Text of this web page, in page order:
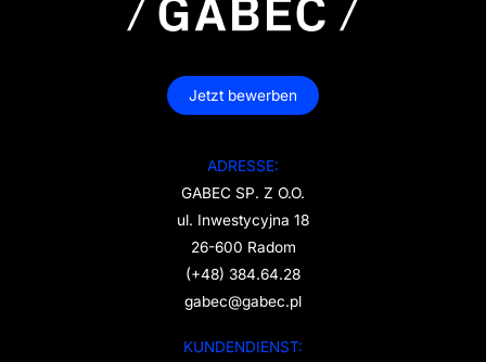
Jetzt bewerben
ADRESSE:
GABEC SP. Z O.O.
ul. Inwestycyjna 18
26-600 Radom
(+48) 384.64.28
gabec@gabec.pl
KUNDENDIENST: